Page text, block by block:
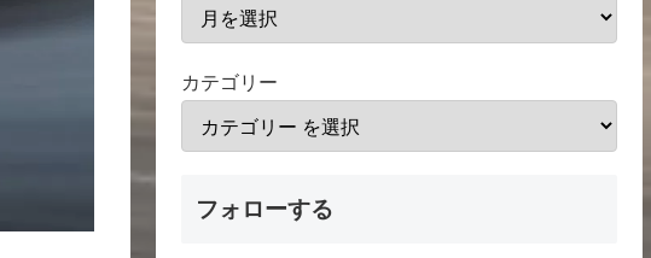
カテゴリー
フォローする